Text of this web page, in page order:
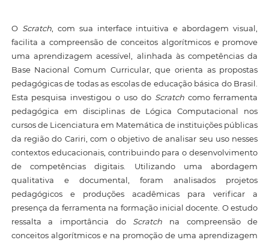
O Scratch, com sua interface intuitiva e abordagem visual,
facilita a compreensão de conceitos algorítmicos e promove
uma aprendizagem acessível, alinhada às competências da
Base Nacional Comum Curricular, que orienta as propostas
pedagógicas de todas as escolas de educação básica do Brasil.
Esta pesquisa investigou o uso do Scratchcomo ferramenta
pedagógica em disciplinas de Lógica Computacional nos
cursos de Licenciatura em Matemática de instituições públicas
da região do Cariri, com o objetivo de analisar seu uso nesses
contextos educacionais, contribuindo para o desenvolvimento
de competências digitais. Utilizando uma abordagem
qualitativa e documental, foram analisados projetos
pedagógicos e produções acadêmicas para verificar a
presença da ferramenta na formação inicial docente. O estudo
ressalta a importância do Scratch na compreensão de
conceitos algorítmicos e na promoção de uma aprendizagem